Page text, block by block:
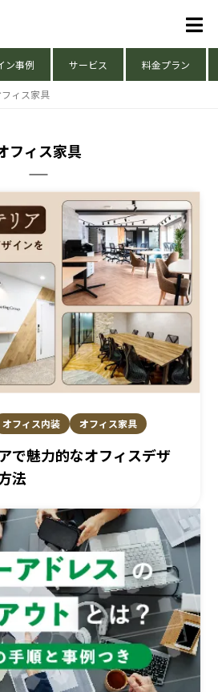
ン事例 サービス 料金プラン
フィス家具
フィス家具
オフィス内装 オフィス家具
で魅力的なオフィスデザ
法